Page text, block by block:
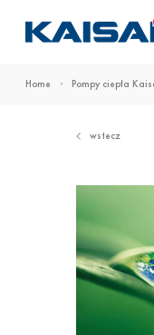
Home Pompy ciepła
wstecz